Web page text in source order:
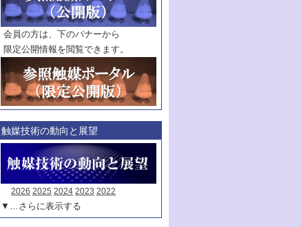
範囲指定
巻
号～
巻
号
触媒年鑑
年度
記事種別
マーク：
マークあり
会員の方は、下のバナーから
限定公開情報を閲覧できます。
触媒技術の動向と展望
2026 2025 2024 2023 2022
▼…さらに表示する